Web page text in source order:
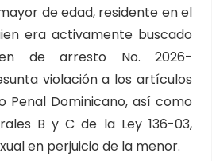
de edad, residente en el
era activamente buscado
de arresto No. 2026-
violación a los artículos
Penal Dominicano, así como
B y C de la Ley 136-03,
en perjuicio de la menor.